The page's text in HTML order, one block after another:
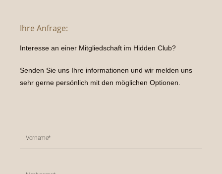
Ihre Anfrage:
Interesse an einer Mitgliedschaft im Hidden Club?
Senden Sie uns Ihre informationen und wir melden uns
sehr gerne persönlich mit den möglichen Optionen.